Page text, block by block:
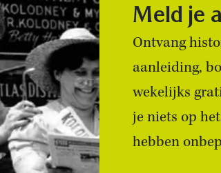
Meld je
Ontvang
aanleiding,
wekelijks
je niets op
hebben